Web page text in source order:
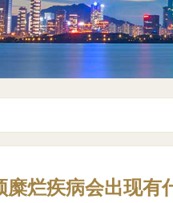
糜烂疾病会出现有